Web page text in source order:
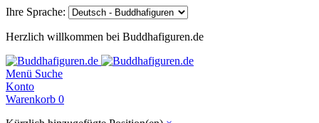
Ihre Sprache:
Herzlich willkommen bei Buddhafiguren.de
Menü Suche
Konto
Warenkorb 0